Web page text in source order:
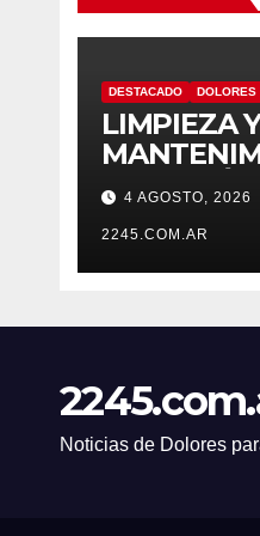
DESTACADO DOLORES
LIMPIEZA Y
TRABAJOS
ZANJEO EN
DISTINTOS
CIUDAD
4 AGOSTO, 2026
2245.COM.AR
Noticias de Dolores